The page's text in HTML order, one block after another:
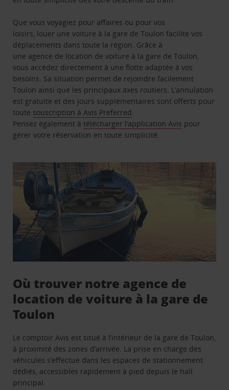
Que vous voyagiez pour affaires ou pour vos
loisirs, louer une voiture à la gare de Toulon facilite vos
déplacements dans toute la région. Grâce à
une agence de location de voiture à la gare de Toulon,
vous accédez directement à une flotte adaptée à vos
besoins. Sa situation permet de rejoindre facilement
Toulon ainsi que les principaux axes routiers. L’annulation
est gratuite et des jours supplémentaires sont offerts pour
toute souscription à Avis Preferred
Pensez également àtélécharger l’application Avis pour
gérer votre réservation en toute simplicité.
Où trouver notre agence de
location de voiture à la gare de
Toulon
Le comptoir Avis est situé à l’intérieur de la gare de Toulon,
à proximité des zones d’arrivée. La prise en charge des
véhicules s’effectue dans les espaces de stationnement
dédiés, accessibles rapidement à pied depuis le hall
principal.